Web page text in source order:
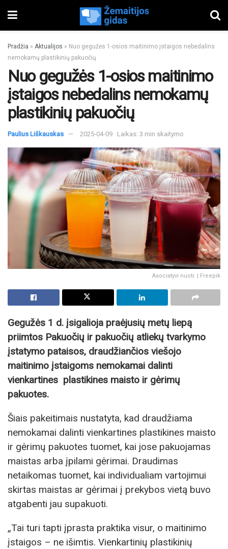
Pradžia » Aktualijos » Nuo gegužės 1-osios maitinimo įstaigos nebedalins
nemokamų plastikinių pakuočių
Nuo gegužės 1-osios maitinimo
įstaigos nebedalins nemokamų
plastikinių pakuočių
Paulius Liškauskas 2025-04-09 Laikas: 3 min skaitymo
Asociatyvi nuotr. | Freepik
Gegužės 1 d. įsigalioja praėjusių metų liepą
priimtos Pakuočių ir pakuočių atliekų tvarkymo
įstatymo pataisos, draudžiančios viešojo
maitinimo įstaigoms nemokamai dalinti
vienkartines plastikines maisto ir gėrimų
pakuotes.
Šiais pakeitimais nustatyta, kad draudžiama
nemokamai dalinti vienkartines plastikines maisto
ir gėrimų pakuotes tuomet, kai jose pakuojamas
maistas arba įpilami gėrimai. Draudimas
netaikomas tuomet, kai individualiam vartojimui
skirtas maistas ar gėrimai į prekybos vietą buvo
atgabenti jau supakuoti.
„Tai turi tapti įprasta praktika visur, o maitinimo
įstaigos – ne išimtis. Vienkartinių plastikinių